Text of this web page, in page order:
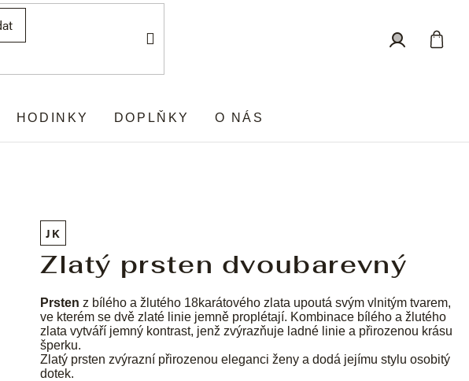
HODINKY DOPLŇKY O NÁS
JK
Zlatý prsten dvoubarevný
Prsten z bílého a žlutého 18karátového zlata upoutá svým vlnitým tvarem,
ve kterém se dvě zlaté linie jemně proplétají. Kombinace bílého a žlutého
zlata vytváří jemný kontrast, jenž zvýrazňuje ladné linie a přirozenou krásu
šperku.
Zlatý prsten zvýrazní přirozenou eleganci ženy a dodá jejímu stylu osobitý
dotek.